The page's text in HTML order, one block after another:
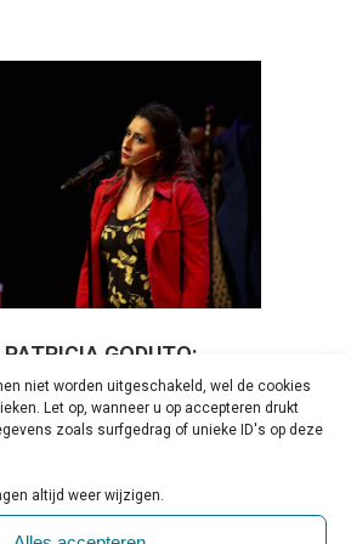
niet worden uitgeschakeld, wel de cookies
Let op, wanneer u op accepteren drukt
zoals surfgedrag of unieke ID's op deze
altijd weer wijzigen.
PATRICIA GODUTO:
NAAR MUZIKAAL
10:00h inActiviteiten &
,Beschouwing & Verdieping,